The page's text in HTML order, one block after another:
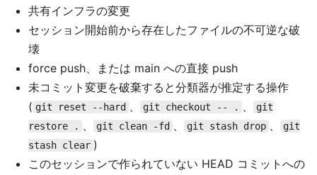
共有インフラの変更
セッション開始前から存在したファイルの不可逆な破
壊
force push、または main への直接 push
未コミット変更を破棄すると分類器が推定する操作
( git reset --hard 、 git checkout -- . 、
git
restore . 、 git clean -fd 、 git stash drop 、
git
stash clear )
このセッションで作られていない HEAD コミットへの